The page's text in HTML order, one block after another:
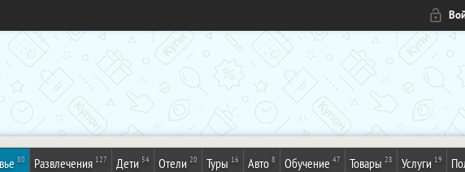
80 Развлечения 127 Дети 54 Отели 20 Туры 16 Авто 8 Обучение 47 Товары 28 Услуги 19